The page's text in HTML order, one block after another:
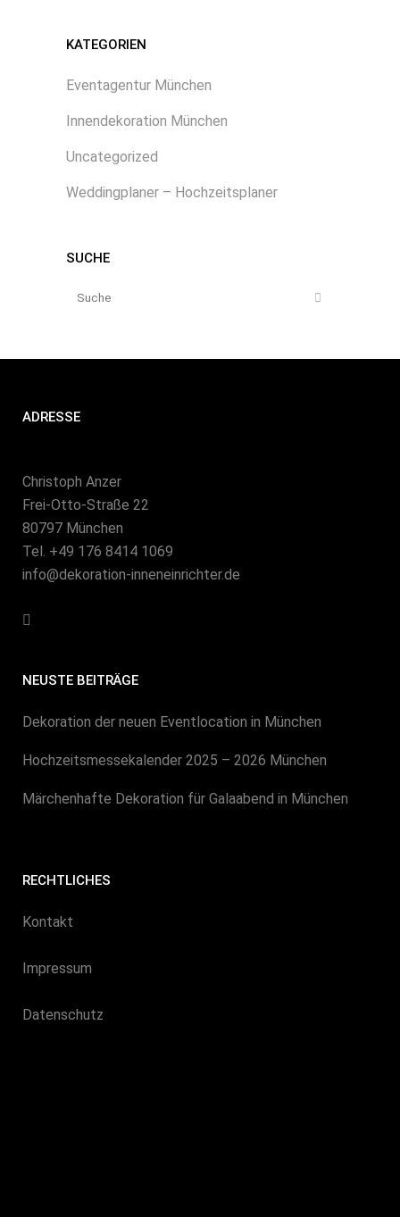
KATEGORIEN
Eventagentur München
Innendekoration München
Uncategorized
Weddingplaner – Hochzeitsplaner
SUCHE
ADRESSE
Christoph Anzer
Frei-Otto-Straße 22
80797 München
Tel. +49 176 8414 1069
info@dekoration-inneneinrichter.de
NEUSTE BEITRÄGE
Dekoration der neuen Eventlocation in München
Hochzeitsmessekalender 2025 – 2026 München
Märchenhafte Dekoration für Galaabend in München
RECHTLICHES
Kontakt
Impressum
Datenschutz